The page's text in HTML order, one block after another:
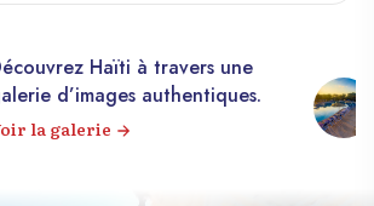
Haïti à travers une
d’images authentiques.
la galerie